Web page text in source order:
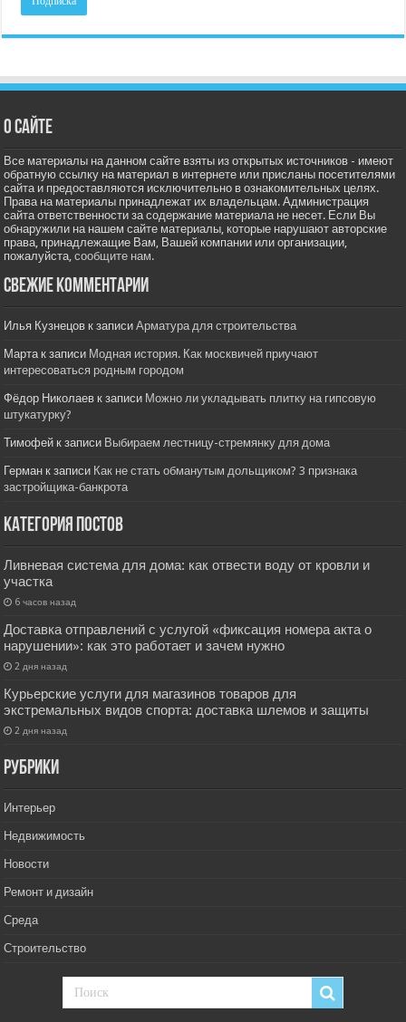
О сайте
Все материалы на данном сайте взяты из открытых источников - имеют
обратную ссылку на материал в интернете или присланы посетителями
сайта и предоставляются исключительно в ознакомительных целях.
Права на материалы принадлежат их владельцам. Администрация
сайта ответственности за содержание материала не несет. Если Вы
обнаружили на нашем сайте материалы, которые нарушают авторские
права, принадлежащие Вам, Вашей компании или организации,
пожалуйста,сообщите нам.
Свежие комментарии
Илья Кузнецов к записиАрматура для строительства
Мартак записи Модная история. Как москвичей приучают
интересоваться родным городом
Фёдор Николаев к записи Можно ли укладывать плитку на гипсовую
штукатурку?
Тимофей к записи Выбираем лестницу-стремянку для дома
Герман к записи Как не стать обманутым дольщиком? 3 признака
застройщика-банкрота
Категория постов
Ливневая система для дома: как отвести воду от кровли и
участка
6 часов назад
Доставка отправлений с услугой «фиксация номера акта о
нарушении»: как это работает и зачем нужно
2 дня назад
Курьерские услуги для магазинов товаров для
экстремальных видов спорта: доставка шлемов и защиты
2 дня назад
РУбрики
Интерьер
Недвижимость
Новости
Ремонт и дизайн
Среда
Строительство